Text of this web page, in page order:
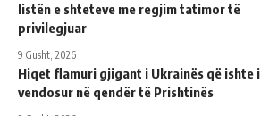
listën e shteteve me regjim tatimor të
privilegjuar
9 Gusht, 2026
Hiqet flamuri gjigant i Ukrainës që ishte i
vendosur në qendër të Prishtinës